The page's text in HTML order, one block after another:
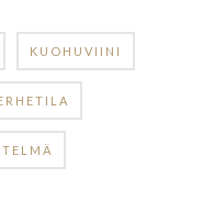
KUOHUVIINI